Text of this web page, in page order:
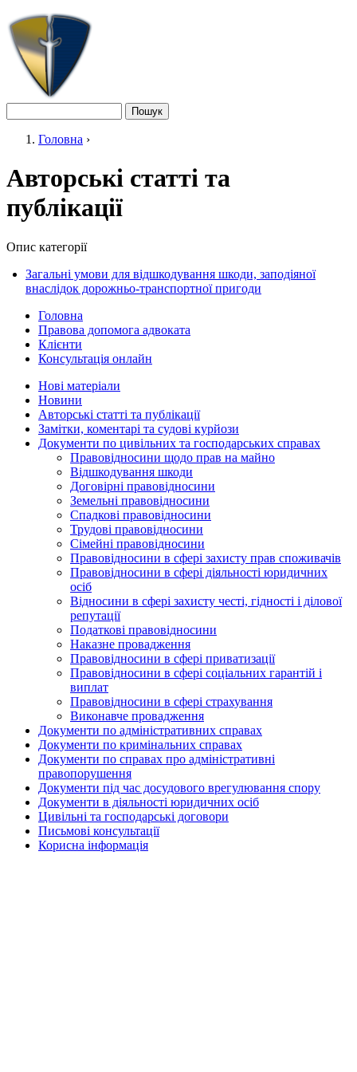
Jump to navigation
Головна ›
Авторські статті та
публікації
Опис категорії
Загальні умови для відшкодування шкоди, заподіяної
внаслідок дорожньо-транспортної пригоди
Головне меню
Головна
Правова допомога адвоката
Клієнти
Консультація онлайн
Нові матеріали
Новини
Авторські статті та публікації
Замітки, коментарі та судові курйози
Документи по цивільних та господарських справах
Правовідносини щодо прав на майно
Відшкодування шкоди
Договірні правовідносини
Земельні правовідносини
Спадкові правовідносини
Трудові правовідносини
Сімейні правовідносини
Правовідносини в сфері захисту прав споживачів
Правовідносини в сфері діяльності юридичних
осіб
Відносини в сфері захисту честі, гідності і ділової
репутації
Податкові правовідносини
Наказне провадження
Правовідносини в сфері приватизації
Правовідносини в сфері соціальних гарантій і
виплат
Правовідносини в сфері страхування
Виконавче провадження
Документи по адміністративних справах
Документи по кримінальних справах
Документи по справах про адміністративні
правопорушення
Документи під час досудового врегулювання спору
Документи в діяльності юридичних осіб
Цивільні та господарські договори
Письмові консультації
Корисна інформація